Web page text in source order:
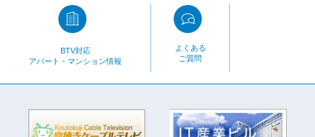
BTV対応
アパート・マンション情報
よくある
ご質問